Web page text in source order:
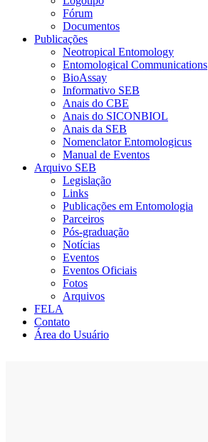
Fórum
Documentos
Publicações
Neotropical Entomology
Entomological Communications
BioAssay
Informativo SEB
Anais do CBE
Anais do SICONBIOL
Anais da SEB
Nomenclator Entomologicus
Manual de Eventos
Arquivo SEB
Legislação
Links
Publicações em Entomologia
Parceiros
Pós-graduação
Notícias
Eventos
Eventos Oficiais
Fotos
Arquivos
FELA
Contato
Área do Usuário